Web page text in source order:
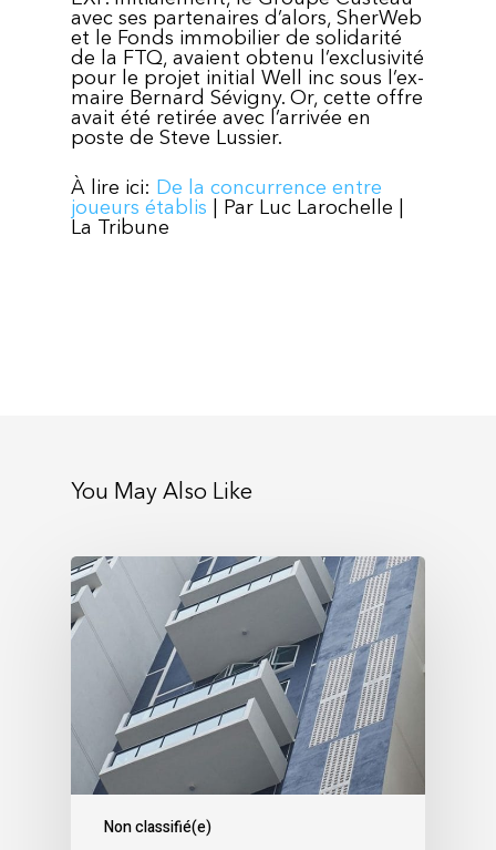
avec ses partenaires d’alors, SherWeb
et le Fonds immobilier de solidarité
de la FTQ, avaient obtenu l’exclusivité
pour le projet initial Well inc sous l’ex-
maire Bernard Sévigny. Or, cette offre
avait été retirée avec l’arrivée en
poste de Steve Lussier.
À lire ici: De la concurrence entre
joueurs établis | Par Luc Larochelle |
La Tribune
You May Also Like
Non classifié(e)